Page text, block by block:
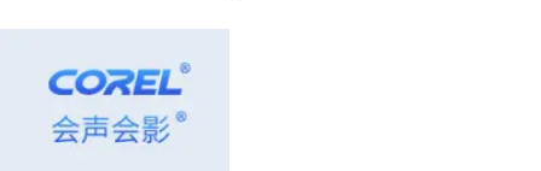
虽然我们只是创建了三个关键帧，但这三个关键帧能自动构建出动作，将